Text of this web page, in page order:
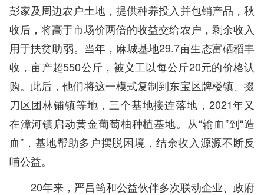
彭家及周边农户土地，提供种养投入并包销产品，秋
收后，将高于市场价两倍的收益交给农户，剩余收入
用于扶贫助弱。当年，麻城基地29.7亩生态富硒稻丰
收，亩产超550公斤，被义工以每公斤20元的价格认
购。此后，他们将这一模式复制到东宝区牌楼镇、掇
刀区团林铺镇等地，三个基地接连落地，2021年又
在漳河镇启动黄金葡萄柚种植基地。从“输血”到“造
血”，基地帮助多户摆脱困境，结余收入源源不断反
哺公益。
20年来，严昌筠和公益伙伴多次联动企业、政府